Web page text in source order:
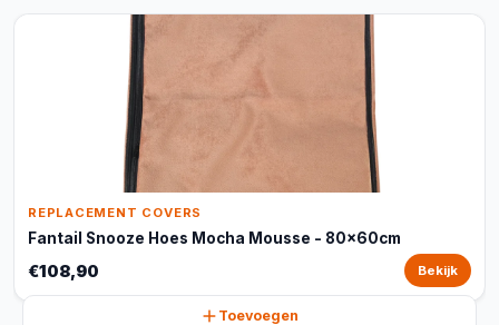
REPLACEMENT COVERS
Fantail Snooze Hoes Mocha Mousse - 80x60cm
€108,90 Bekijk
Toevoegen